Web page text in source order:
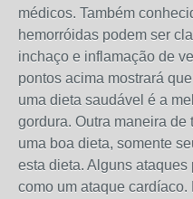
médicos. Também
hemorróidas podem ser
inchaço e inflamação de
pontos acima mostrará
uma dieta saudável é a
gordura. Outra maneira de
uma boa dieta, somente
esta dieta. Alguns
como um ataque